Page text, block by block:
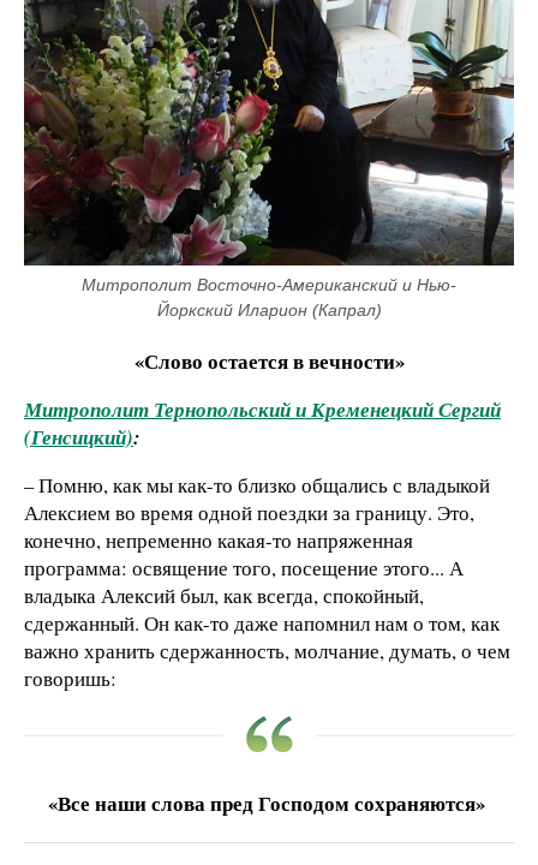
Митрополит Восточно-Американский и Нью-
Йоркский Иларион (Капрал)
«Слово остается в вечности»
Митрополит Тернопольский и Кременецкий Сергий
(Генсицкий):
– Помню, как мы как-то близко общались с владыкой
Алексием во время одной поездки за границу. Это,
конечно, непременно какая-то напряженная
программа: освящение того, посещение этого... А
владыка Алексий был, как всегда, спокойный,
сдержанный. Он как-то даже напомнил нам о том, как
важно хранить сдержанность, молчание, думать, о чем
говоришь:
«Все наши слова пред Господом сохраняются»